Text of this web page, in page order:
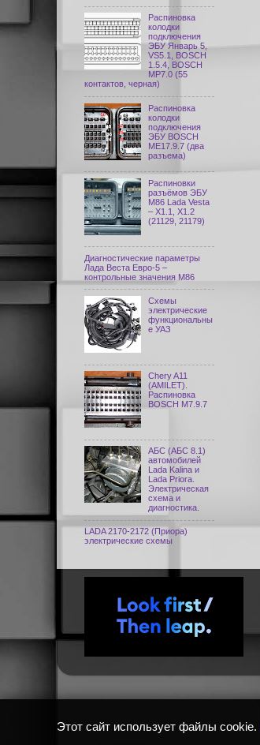
Распиновка
колодки
подключения
ЭБУ Январь 5,
VS5.1, BOSCH
1.5.4, BOSCH
MP7.0 (55
контактов, черная)
Распиновка
колодки
подключения
ЭБУ BOSCH
ME17.9.7 (два
разъема)
Распиновки
разъёмов ЭБУ
M86 Lada Vesta
– X1.1, X1.2
(21129, 21179)
Диагностические параметры
Лада Веста Евро-5 –
контрольные значения М86
Схемы
электрические
функциональны
е УАЗ
Chery A11
(AMILET).
Распиновка
BOSCH M7.9.7
АБС (АБС 8.1)
автомобилей
Lada Kalina и
Lada Priora.
Электрическая
схема и
диагностика.
LADA 2170-2172 (Приора)
электрические схемы
Этот сайт использует файлы cookie.